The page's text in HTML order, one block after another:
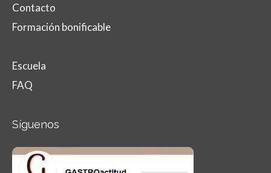
Contacto
Formación bonificable
Escuela
FAQ
Síguenos